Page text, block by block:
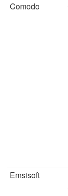
Comodo
Emsisoft